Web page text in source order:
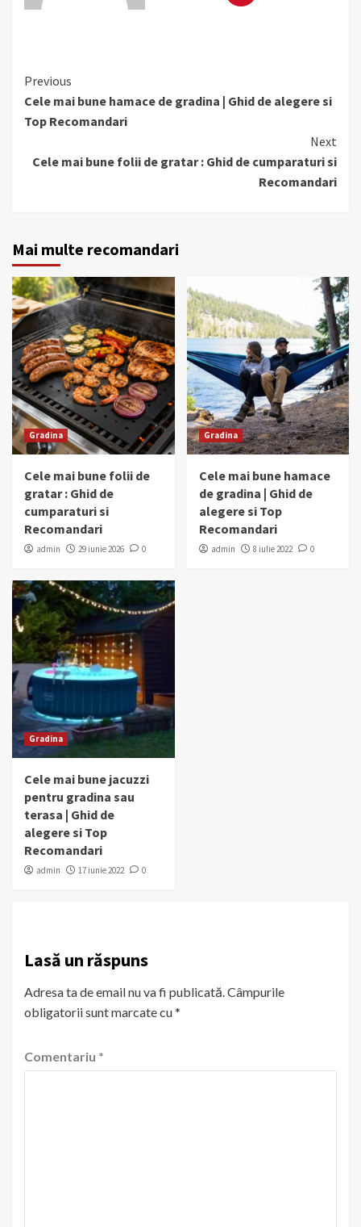
Continue
Reading
Previous
Cele mai bune hamace de gradina | Ghid de alegere si
Top Recomandari
Next
Cele mai bune folii de gratar : Ghid de cumparaturi si
Recomandari
Mai multe recomandari
Gradina
Cele mai bune folii de
gratar : Ghid de
cumparaturi si
Recomandari
admin 29 iunie 2026 0
Gradina
Cele mai bune hamace
de gradina | Ghid de
alegere si Top
Recomandari
admin 8 iulie 2022 0
Gradina
Cele mai bune jacuzzi
pentru gradina sau
terasa | Ghid de
alegere si Top
Recomandari
admin 17 iunie 2022 0
Lasă un răspuns
Adresa ta de email nu va fi publicată.Câmpurile
obligatorii sunt marcate cu*
Comentariu *